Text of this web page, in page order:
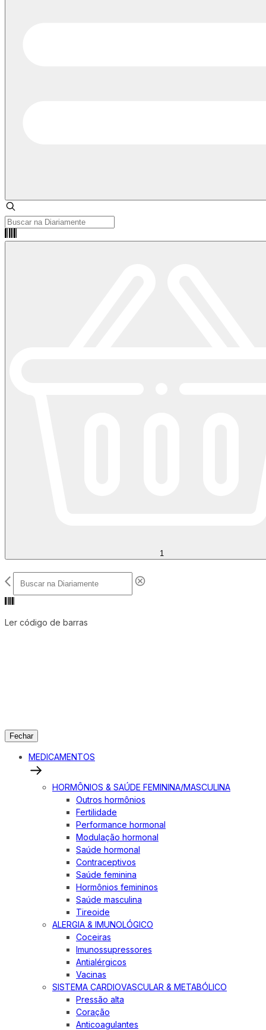
1
Ler código de barras
Fechar
MEDICAMENTOS
HORMÔNIOS & SAÚDE FEMININA/MASCULINA
Outros hormônios
Fertilidade
Performance hormonal
Modulação hormonal
Saúde hormonal
Contraceptivos
Saúde feminina
Hormônios femininos
Saúde masculina
Tireoide
ALERGIA & IMUNOLÓGICO
Coceiras
Imunossupressores
Antialérgicos
Vacinas
SISTEMA CARDIOVASCULAR & METABÓLICO
Pressão alta
Coração
Anticoagulantes